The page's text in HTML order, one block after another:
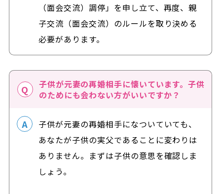
（面会交流）調停」を申し立て、再度、親
子交流（面会交流）のルールを取り決める
必要があります。
子供が元妻の再婚相手に懐いています。子供
のためにも会わない方がいいですか？
子供が元妻の再婚相手になついていても、
あなたが子供の実父であることに変わりは
ありません。まずは子供の意思を確認しま
しょう。